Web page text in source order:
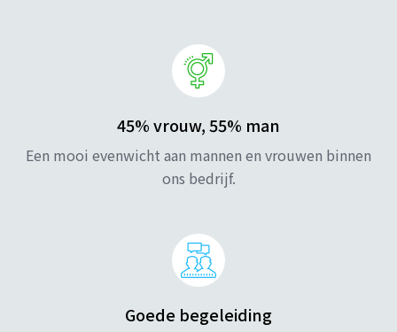
45% vrouw, 55% man
Een mooi evenwicht aan mannen en vrouwen binnen
ons bedrijf.
Goede begeleiding